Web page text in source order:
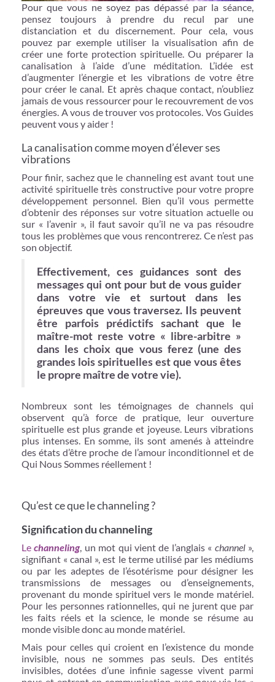
Pour que vous ne soyez pas dépassé par la séance,
pensez toujours à prendre du recul par une
distanciation et du discernement. Pour cela, vous
pouvez par exemple utiliser la visualisation afin de
créer une forte protection spirituelle. Ou préparer la
canalisation à l’aide d’une méditation. L’idée est
d’augmenter l’énergie et les vibrations de votre être
pour créer le canal. Et après chaque contact, n’oubliez
jamais de vous ressourcer pour le recouvrement de vos
énergies. A vous de trouver vos protocoles. Vos Guides
peuvent vous y aider !
La canalisation comme moyen d’élever ses
vibrations
Pour finir, sachez que le channeling est avant tout une
activité spirituelle très constructive pour votre propre
développement personnel. Bien qu’il vous permette
d’obtenir des réponses sur votre situation actuelle ou
sur « l’avenir », il faut savoir qu’il ne va pas résoudre
tous les problèmes que vous rencontrerez. Ce n’est pas
son objectif.
Effectivement, ces guidances sont des
messages qui ont pour but de vous guider
dans votre vie et surtout dans les
épreuves que vous traversez. Ils peuvent
être parfois prédictifs sachant que le
maître-mot reste votre « libre-arbitre »
dans les choix que vous ferez (une des
grandes lois spirituelles est que vous êtes
le propre maître de votre vie).
Nombreux sont les témoignages de channels qui
observent qu’à force de pratique, leur ouverture
spirituelle est plus grande et joyeuse. Leurs vibrations
plus intenses. En somme, ils sont amenés à atteindre
des états d’être proche de l’amour inconditionnel et de
Qui Nous Sommes réellement !
Qu’est ce que le channeling ?
Signification du channeling
Lechanneling , un mot qui vient de l’anglais « channel»,
signifiant « canal », est le terme utilisé par les médiums
ou par les adeptes de l’ésotérisme pour désigner les
transmissions de messages ou d’enseignements,
provenant du monde spirituel vers le monde matériel.
Pour les personnes rationnelles, qui ne jurent que par
les faits réels et la science, le monde se résume au
monde visible donc au monde matériel.
Mais pour celles qui croient en l’existence du monde
invisible, nous ne sommes pas seuls. Des entités
invisibles, dotées d’une infinie sagesse vivent parmi